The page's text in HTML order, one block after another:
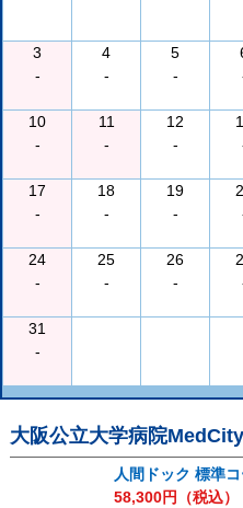
3
-
4
-
5
-
10
-
11
-
12
-
17
-
18
-
19
-
24
-
25
-
26
-
31
-
大阪公立大学病院
人間ドック 標準
58,300円（税込）